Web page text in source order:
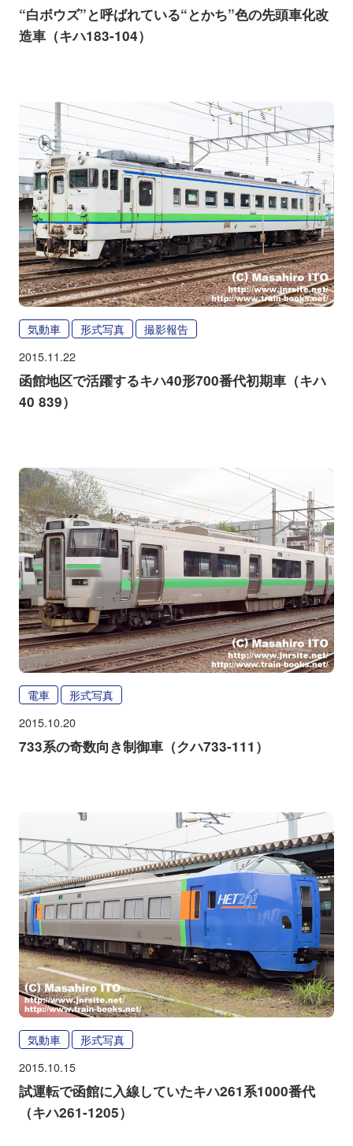
“白ボウズ”と呼ばれている“とかち”色の先頭車化改
造車（キハ183-104）
気動車 形式写真 撮影報告
2015.11.22
函館地区で活躍するキハ40形700番代初期車（キハ
40 839）
電車 形式写真
2015.10.20
733系の奇数向き制御車（クハ733-111）
気動車 形式写真
2015.10.15
試運転で函館に入線していたキハ261系1000番代
（キハ261-1205）